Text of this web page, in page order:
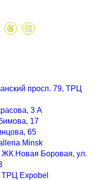
просп. 79, ТРЦ
3 А
17
65
Minsk
ЖК Новая Боровая, ул.
ТРЦ Expobel